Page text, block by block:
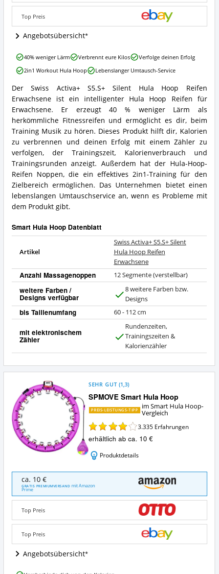
Hoop
Reifen
Erwachsene
Angebote:
Wo
dieser
Smart
Hula
Hoop
erhältlich?
Top Preis
Angebotsübersicht
Swiss
Activa+
S5.S+
Silent
Hula
Hoop
Reifen
Erwachsene
Zusammenfassung:
Was
bietet
dieser
Smart
Hula
Der Swiss Activa+ S5.S+ Silent Hula Hoop Reifen
Erwachsene ist ein intelligenter Hula Hoop Reifen für
Erwachsene. Er erzeugt 40 % weniger Lärm als
herkömmliche Fitnessreifen und ermöglicht es dir, beim
Training Musik zu hören. Dieses Produkt hilft dir, Kalorien
zu verbrennen und deinen Erfolg mit einem Zähler zu
verfolgen, der Trainingszeit, Kalorienverbrauch und
Trainingsrunden anzeigt. Außerdem hat der Hula-Hoop-
Reifen Noppen, die ein effektives 2in1-Training für den
Zielbereich ermöglichen. Das Unternehmen bietet einen
lebenslangen Umtauschservice an, wenn es Probleme mit
dem Produkt gibt.
Smart Hula Hoop Datenblatt
Artikel
Swiss Activa+ S5.S+ Silent
Hula Hoop Reifen
Erwachsene
Anzahl Massagenoppen 12 Segmente (verstellbar)
weitere Farben /
Designs verfügbar
a
8 weitere Farben bzw.
Designs
bis Taillenumfang 60 - 112 cm
mit elektronischem
Zähler
Rundenzeiten,
Trainingszeiten &
Kalorienzähler
Swiss
Activa+
S5.S+
Hula
Hoop
Reifen
Erwachsene
Vorteile:
Was
spricht
für
diesen
Smart
Hula
Hoop?
40% weniger Lärm Verbrennt eure Kilos
Verfolge deinen Erfolg
2in1 Workout Hula Hoop
Lebenslanger Umtausch-Service
SPMOVE Smart Hula Hoop
SEHR GUT (1,3)
PREIS-LEISTUNGS-TIPP
im Smart Hula Hoop-
Vergleich
3.335 Erfahrungen
erhältlich ab ca. 10 €
Produktdetails
SPMOVE
Smart
Hula
Hoop
Angebote:
Wo
dieser
Smart
Hula
ca. 10 €
GRATIS PREMIUMVERSAND mit Amazon
Prime
Top Preis
Top Preis
Angebotsübersicht